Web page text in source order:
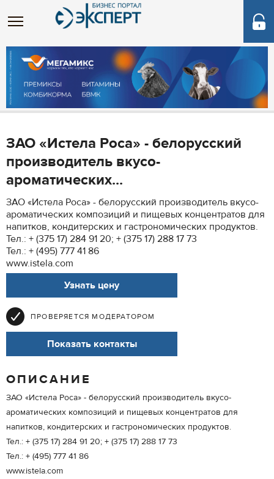
ЗАО «Истела Роса» - белорусский
производитель вкусо-
ароматических...
ЗАО «Истела Роса» - белорусский производитель вкусо-
ароматических композиций и пищевых концентратов для
напитков, кондитерских и гастрономических продуктов.
Тел.: + (375 17) 284 91 20; + (375 17) 288 17 73
Тел.: + (495) 777 41 86
www.istela.com
Узнать цену
ПРОВЕРЯЕТСЯ МОДЕРАТОРОМ
Показать контакты
ОПИСАНИЕ
ЗАО «Истела Роса» - белорусский производитель вкусо-
ароматических композиций и пищевых концентратов для
напитков, кондитерских и гастрономических продуктов.
Тел.: + (375 17) 284 91 20; + (375 17) 288 17 73
Тел.: + (495) 777 41 86
www.istela.com